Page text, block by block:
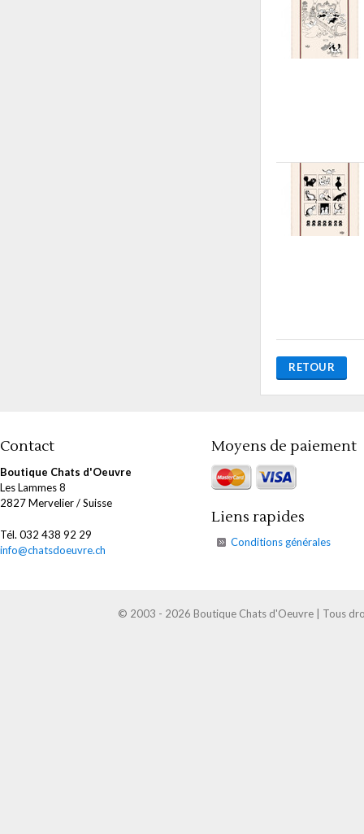
RETOUR
Contact
Boutique Chats d'Oeuvre
Les Lammes 8
2827 Mervelier / Suisse
Tél. 032 438 92 29
info@chatsdoeuvre.ch
Moyens de paiement
Liens rapides
Conditions générales
© 2003 - 2026 Boutique Chats d'Oeuvre | Tous